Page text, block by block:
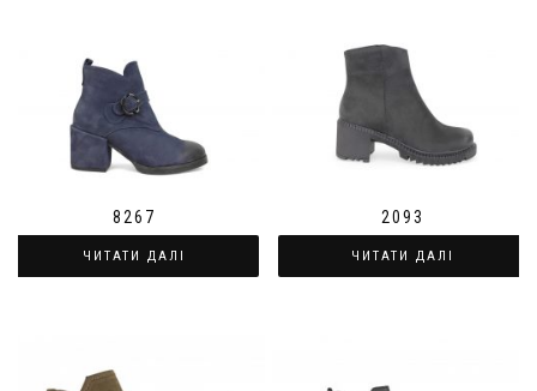
8267
ЧИТАТИ ДАЛІ
2093
ЧИТАТИ ДАЛІ